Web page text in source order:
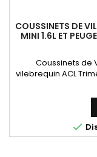
COUSSINETS DE
MINI 1.6L ET
Coussinets de
vilebrequin ACL
Résistent à
supérieurs
de
5M7788H-STD
